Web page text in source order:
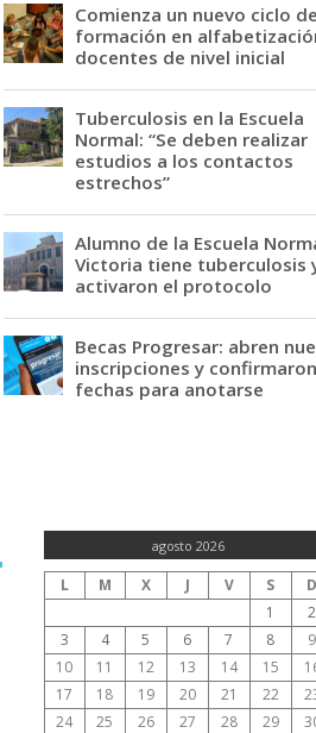
Comienza un nuevo ciclo de
formación en
docentes de nivel inicial
Tuberculosis en la Escuela
Normal: “Se deben realizar
estudios a los contactos
estrechos”
Alumno de la Escuela
Victoria tiene tuberculosis
activaron el protocolo
Becas Progresar: abren
inscripciones y
fechas para anotarse
agosto 2026
L M X J V S
D
1
2
3
4 5 6 7 8
9
10
11 12 13 14 15
17
18 19 20 21 22
24
25 26 27 28 29